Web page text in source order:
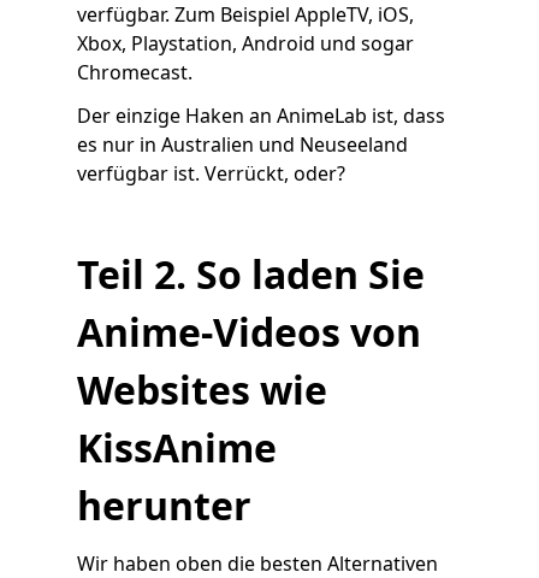
verfügbar. Zum Beispiel AppleTV, iOS,
Xbox, Playstation, Android und sogar
Chromecast.
Der einzige Haken an AnimeLab ist, dass
es nur in Australien und Neuseeland
verfügbar ist. Verrückt, oder?
Teil 2. So laden Sie
Anime-Videos von
Websites wie
KissAnime
herunter
Wir haben oben die besten Alternativen